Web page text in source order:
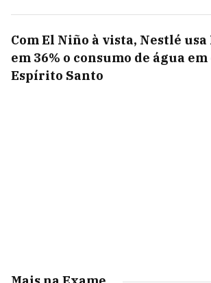
Com El Niño à vista, Nestlé
em 36% o consumo de água
Espírito Santo